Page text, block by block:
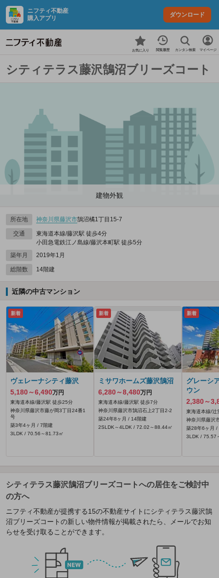
ニフティ不動産
購入アプリ
ダウンロード
お気に入り 閲覧履歴 カンタン検索 マイページ
シティテラス藤沢鵠沼ブリーズコート
建物外観
所在地 神奈川県藤沢市鵠沼橘1丁目15-7
交通
東海道本線/藤沢駅 徒歩4分
小田急電鉄江ノ島線/藤沢本町駅 徒歩5分
築年月
2019年1月
総階数 14階建
近隣の中古マンション
新着
ヴェレーナシティ藤沢
5,180～6,490万円
東海道本線/藤沢駅 徒歩25分
神奈川県藤沢市藤が岡3丁目24番1
号
築3年4ヶ月 / 7階建
3LDK / 70.56～81.73㎡
新着
ミサワホームズ藤沢鵠沼
6,280～8,480万円
東海道本線/藤沢駅 徒歩7分
神奈川県藤沢市鵠沼石上2丁目2-2
築24年8ヶ月 / 14階建
2SLDK～4LDK / 72.02～88.44㎡
新着
グレーシ
ウン
2,380～
東海道本線/辻
神奈川県藤沢
築28年6ヶ月 /
3LDK / 75.57
シティテラス藤沢鵠沼ブリーズコートへの居住をご検討中
の方へ
ニフティ不動産が提携する15の不動産サイトにシティテラス藤沢鵠
沼ブリーズコートの新しい物件情報が掲載されたら、メールでお知
らせを受け取ることができます。